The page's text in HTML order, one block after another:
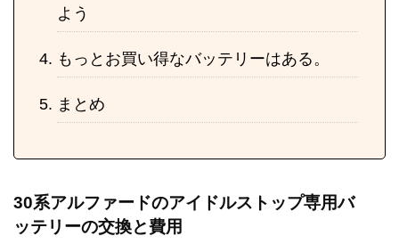
よう
もっとお買い得なバッテリーはある。
まとめ
30系アルファードのアイドルストップ専用バ
ッテリーの交換と費用